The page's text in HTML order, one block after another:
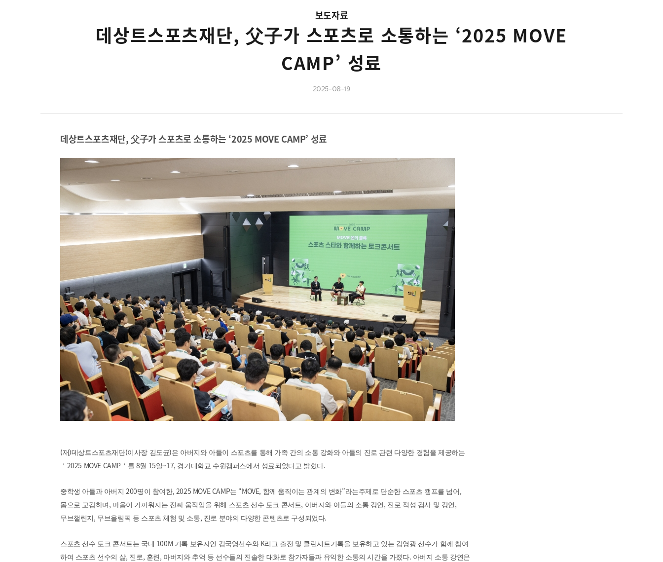
보도자료
데상트스포츠재단, 父子가 스포츠로 소통하는 ‘2025 MOVE
CAMP’ 성료
2025-08-19
데상트스포츠재단, 父子가 스포츠로 소통하는 ‘2025 MOVE CAMP’ 성료
(재)데상트스포츠재단(이사장 김도균)은 아버지와 아들이 스포츠를 통해 가족 간의 소통 강화와 아들의 진로 관련 다양한 경험을 제공하는
＇ 2025 MOVE CAMP ＇ 를 8월 15일~17, 경기대학교 수원캠퍼스에서 성료되었다고 밝혔다.
중학생 아들과 아버지200명이 참여한, 2025 MOVE CAMP는 “MOVE, 함께 움직이는 관계의 변화”라는주제로 단순한 스포츠 캠프를 넘어 ,
몸으로 교감하며 , 마음이 가까워지는 진짜 움직임을 위해 스포츠 선수 토크 콘서트, 아버지와 아들의 소통 강연 , 진로 적성 검사 및 강연 ,
무브챌린지 , 무브올림픽 등 스포츠 체험 및 소통, 진로 분야의 다양한 콘텐츠로 구성되었다.
스포츠 선수 토크 콘서트는 국내 100M 기록 보유자인 김국영선수와 K리그 출전 및 클린시트기록을 보유하고 있는 김영광 선수가 함께 참여
하여 스포츠 선수의 삶, 진로, 훈련 , 아버지와 추억 등 선수들의 진솔한 대화로 참가자들과 유익한 소통의 시간을 가졌다. 아버지 소통 강연은